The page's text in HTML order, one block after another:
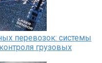
перевозок: системы
грузовых